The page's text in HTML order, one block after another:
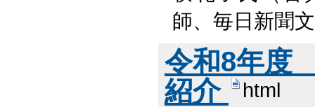
師、毎日新聞
令和8年度
紹介
html